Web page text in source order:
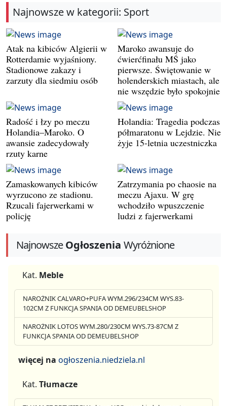
Najnowsze w kategorii: Sport
Atak na kibiców Algierii w
Rotterdamie wyjaśniony.
Stadionowe zakazy i
zarzuty dla siedmiu osób
Maroko awansuje do
ćwierćfinału MŚ jako
pierwsze. Świętowanie w
holenderskich miastach, ale
nie wszędzie było spokojnie
Radość i łzy po meczu
Holandia–Maroko. O
awansie zadecydowały
rzuty karne
Holandia: Tragedia podczas
półmaratonu w Lejdzie. Nie
żyje 15-letnia uczestniczka
Zamaskowanych kibiców
wyrzucono ze stadionu.
Rzucali fajerwerkami w
policję
Zatrzymania po chaosie na
meczu Ajaxu. W grę
wchodziło wpuszczenie
ludzi z fajerwerkami
NajnowszeOgłoszenia Wyróżnione
Kat. Meble
NAROŻNIK CALVARO+PUFA WYM.296/234CM WYS.83-
102CM Z FUNKCJA SPANIA OD DEMEUBELSHOP
NAROŻNIK LOTOS WYM.280/230CM WYS.73-87CM Z
FUNKCJA SPANIA OD DEMEUBELSHOP
więcej na ogłoszenia.niedziela.nl
Kat. Tłumacze